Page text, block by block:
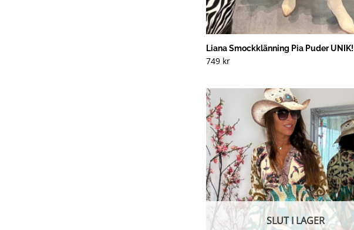
Liana Smockklänning Pia Puder UNIK!
749 kr
SLUT I LAGER